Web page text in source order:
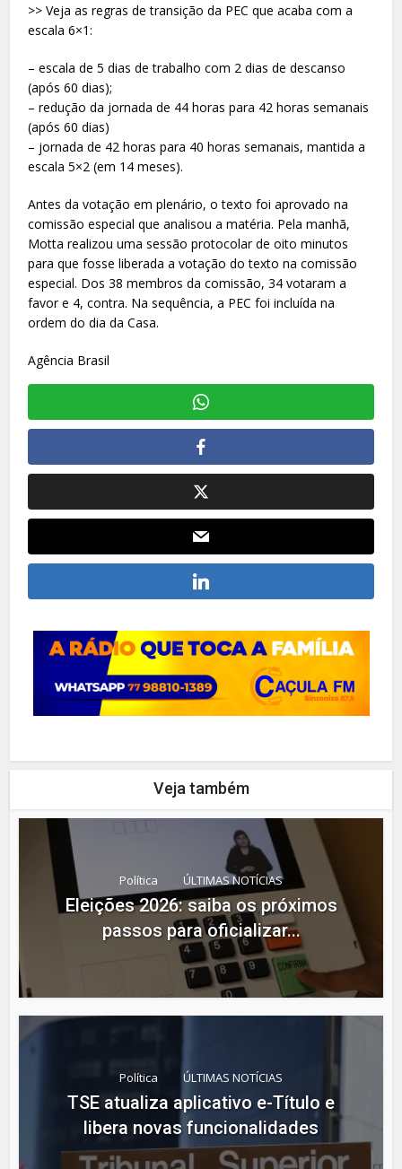
>> Veja as regras de transição da PEC que acaba com a
escala 6×1:
– escala de 5 dias de trabalho com 2 dias de descanso
(após 60 dias);
– redução da jornada de 44 horas para 42 horas semanais
(após 60 dias)
– jornada de 42 horas para 40 horas semanais, mantida a
escala 5×2 (em 14 meses).
Antes da votação em plenário, o texto foi aprovado na
comissão especial que analisou a matéria. Pela manhã,
Motta realizou uma sessão protocolar de oito minutos
para que fosse liberada a votação do texto na comissão
especial. Dos 38 membros da comissão, 34 votaram a
favor e 4, contra. Na sequência, a PEC foi incluída na
ordem do dia da Casa.
Agência Brasil
Veja também
Política ÚLTIMAS NOTÍCIAS
Eleições 2026: saiba os próximos
passos para oficializar...
Política ÚLTIMAS NOTÍCIAS
TSE atualiza aplicativo e-Título e
libera novas funcionalidades